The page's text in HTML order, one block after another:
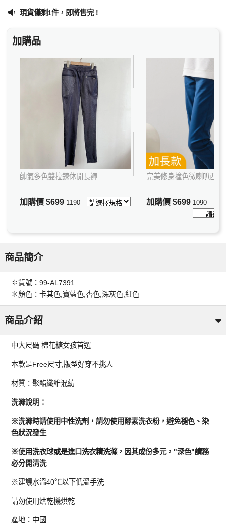
現貨僅剩1件，即將售完 !
加購品
帥氣多色雙拉鍊休閒長褲
加購價$6991190
完美修身撞色微喇叭西裝
加購價$6991090
商品簡介
✽貨號：99-AL7391
✽顏色：卡其色,寶藍色,杏色,深灰色,紅色
商品介紹
中大尺碼 棉花糖女孩首選
本款是Free尺寸,版型好穿不挑人
材質：聚酯纖維混紡
洗滌說明：
※洗滌時請使用中性洗劑，請勿使用酵素洗衣粉，避免褪色、染
色狀況發生
※使用洗衣球或是進口洗衣精洗滌，因其成份多元，"深色"請務
必分開清洗
※建議水溫40℃以下低溫手洗
請勿使用烘乾機烘乾
產地：中國